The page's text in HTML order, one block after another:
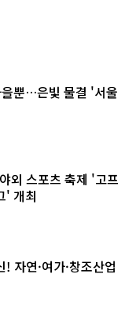
뿐…은빛 물결 '서울
외 스포츠 축제 '고프
' 개최
자연·여가·창조산업